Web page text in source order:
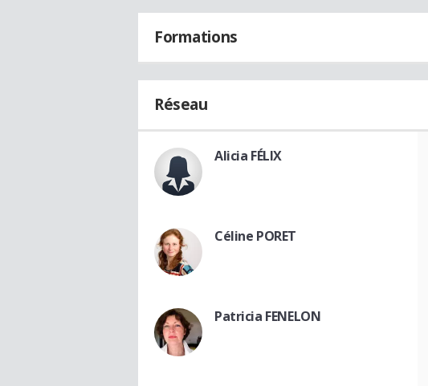
Formations
Réseau
Alicia FÉLIX
Céline PORET
Patricia FENELON